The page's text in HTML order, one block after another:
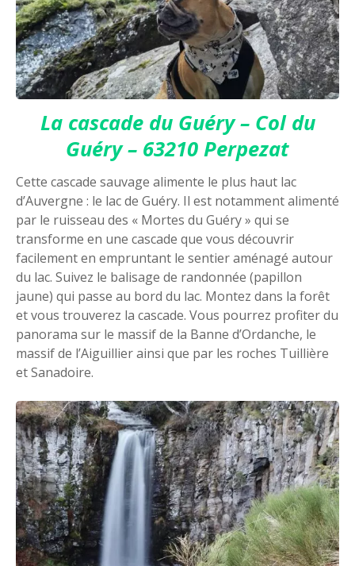
La cascade du Guéry – Col du
Guéry – 63210 Perpezat
Cette cascade sauvage alimente le plus haut lac
d’Auvergne : le lac de Guéry. Il est notamment alimenté
par le ruisseau des « Mortes du Guéry » qui se
transforme en une cascade que vous découvrir
facilement en empruntant le sentier aménagé autour
du lac. Suivez le balisage de randonnée (papillon
jaune) qui passe au bord du lac. Montez dans la forêt
et vous trouverez la cascade. Vous pourrez profiter du
panorama sur le massif de la Banne d’Ordanche, le
massif de l’Aiguillier ainsi que par les roches Tuillière
et Sanadoire.